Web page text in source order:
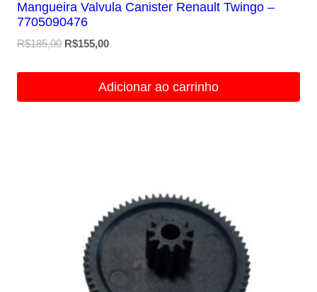
Mangueira Valvula Canister Renault Twingo –
7705090476
R$185,00 O
R$155,00O
é:
Adicionar ao carrinho